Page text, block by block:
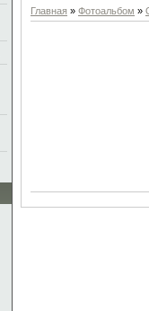
Главная » Фотоальбом »